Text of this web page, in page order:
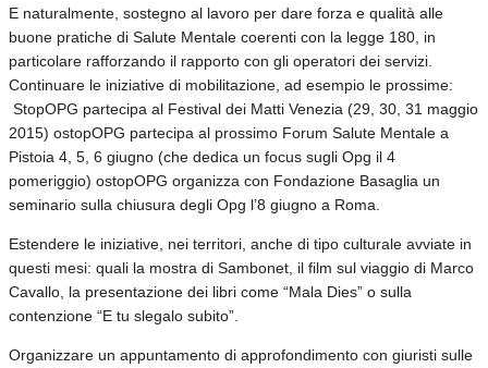
E naturalmente, sostegno al lavoro per dare forza e qualità alle
buone pratiche di Salute Mentale coerenti con la legge 180, in
particolare rafforzando il rapporto con gli operatori dei servizi.
Continuare le iniziative di mobilitazione, ad esempio le prossime:
StopOPG partecipa al Festival dei Matti Venezia (29, 30, 31 maggio
2015) ostopOPG partecipa al prossimo Forum Salute Mentale a
Pistoia 4, 5, 6 giugno (che dedica un focus sugli Opg il 4
pomeriggio) ostopOPG organizza con Fondazione Basaglia un
seminario sulla chiusura degli Opg l’8 giugno a Roma.
Estendere le iniziative, nei territori, anche di tipo culturale avviate in
questi mesi: quali la mostra di Sambonet, il film sul viaggio di Marco
Cavallo, la presentazione dei libri come “Mala Dies” o sulla
contenzione “E tu slegalo subito”.
Organizzare un appuntamento di approfondimento con giuristi sulle